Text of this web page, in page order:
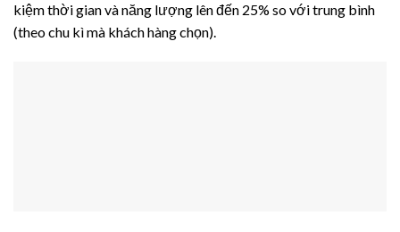
kiệm thời gian và năng lượng lên đến 25% so với trung bình
(theo chu kì mà khách hàng chọn).